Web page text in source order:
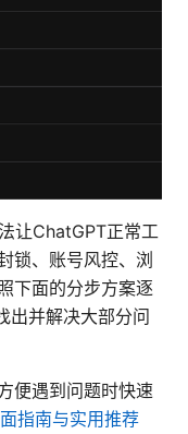
让ChatGPT正常工
锁、账号风控、浏
下面的分步方案逐
出并解决大部分问
便遇到问题时快速
指南与实用推荐